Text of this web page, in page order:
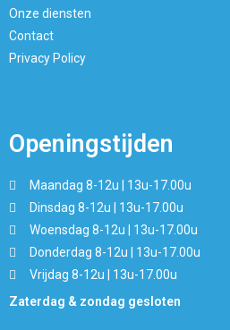
Onze diensten
Contact
Privacy Policy
Openingstijden
Maandag 8-12u | 13u-17.00u
Dinsdag 8-12u | 13u-17.00u
Woensdag 8-12u | 13u-17.00u
Donderdag 8-12u | 13u-17.00u
Vrijdag 8-12u | 13u-17.00u
Zaterdag & zondag gesloten